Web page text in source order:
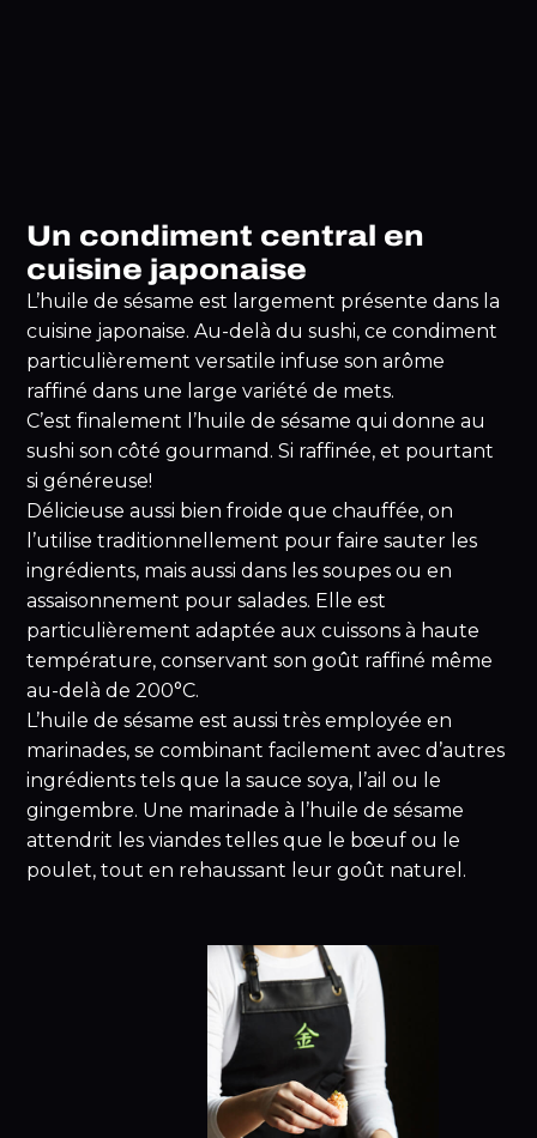
Un condiment central en
cuisine japonaise
L’huile de sésame est largement présente dans la
cuisine japonaise. Au-delà du sushi, ce condiment
particulièrement versatile infuse son arôme
raffiné dans une large variété de mets.
C’est finalement l’huile de sésame qui donne au
sushi son côté gourmand. Si raffinée, et pourtant
si généreuse!
Délicieuse aussi bien froide que chauffée, on
l’utilise traditionnellement pour faire sauter les
ingrédients, mais aussi dans les soupes ou en
assaisonnement pour salades. Elle est
particulièrement adaptée aux cuissons à haute
température, conservant son goût raffiné même
au-delà de 200°C.
L’huile de sésame est aussi très employée en
marinades, se combinant facilement avec d’autres
ingrédients tels que la sauce soya, l’ail ou le
gingembre. Une marinade à l’huile de sésame
attendrit les viandes telles que le bœuf ou le
poulet, tout en rehaussant leur goût naturel.